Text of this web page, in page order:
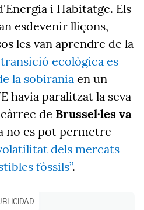
i Habitatge. Els
esdevenir lliçons,
les van aprendre de la
ecològica es
la sobirania en un
havia paralitzat la seva
de Brussel·les va
no es pot permetre
dels mercats
fòssils”.